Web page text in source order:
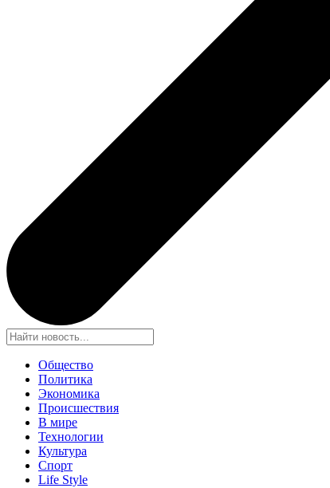
Общество
Политика
Экономика
Происшествия
В мире
Технологии
Культура
Спорт
Life Style